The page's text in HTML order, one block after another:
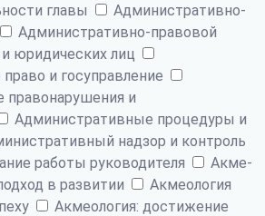
главы
Административно-
Административно-правовой
юридических лиц
и госуправление
и
Административные процедуры и
надзор и контроль
работы руководителя
Акме-
в развитии
Акмеология
Акмеология: достижение